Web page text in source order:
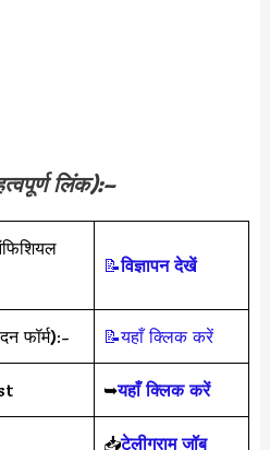
लिंक):–
📝विज्ञापन देखें
फॉर्म):- 📝यहाँ क्लिक करें
➥यहाँ क्लिक करें
📥टेलीग्राम जॉब